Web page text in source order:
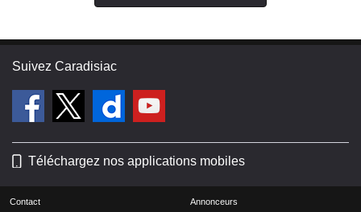
Suivez Caradisiac
Téléchargez nos applications mobiles
Contact Annonceurs